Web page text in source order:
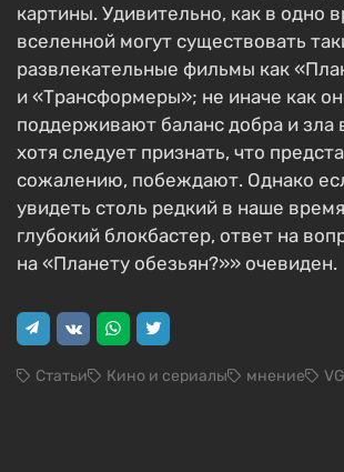
картины. Удивительно, как в одно
вселенной могут существовать
развлекательные фильмы как
и «Трансформеры»; не иначе как
поддерживают баланс добра и зла
хотя следует признать, что
сожалению, побеждают. Однако
увидеть столь редкий в наше
глубокий блокбастер, ответ на
на «Планету обезьян?»» очевиден.
Статьи Кино и сериалы мнение